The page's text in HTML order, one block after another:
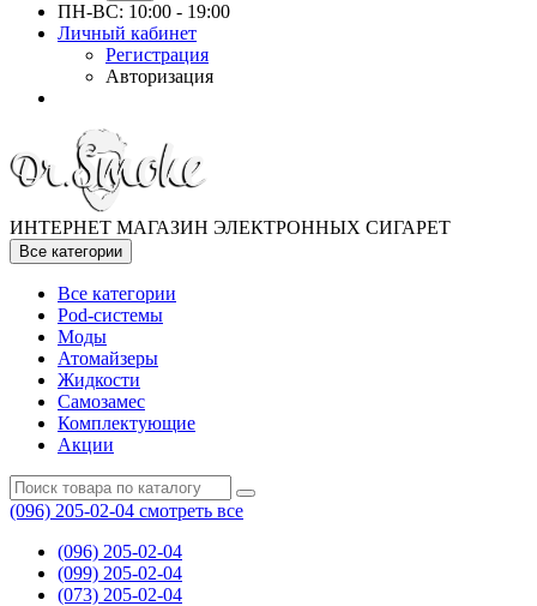
ПН-ВС: 10:00 - 19:00
Личный кабинет
Регистрация
Авторизация
ИНТЕРНЕТ МАГАЗИН ЭЛЕКТРОННЫХ СИГАРЕТ
Все категории
Все категории
Pod-системы
Моды
Атомайзеры
Жидкости
Самозамес
Комплектующие
Акции
(096) 205-02-04 смотреть все
(096) 205-02-04
(099) 205-02-04
(073) 205-02-04